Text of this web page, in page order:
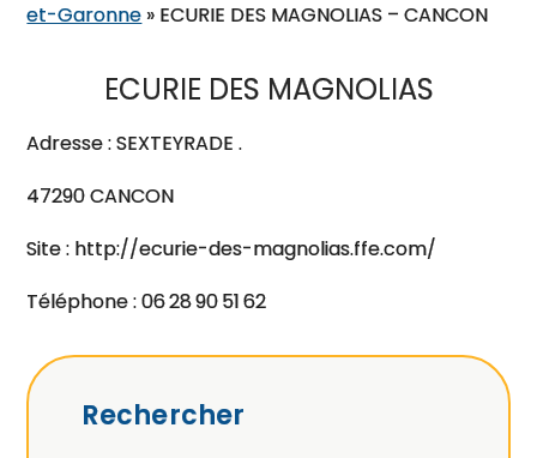
et-Garonne » ECURIE DES MAGNOLIAS – CANCON
ECURIE DES MAGNOLIAS
Adresse : SEXTEYRADE .
47290 CANCON
Site : http://ecurie-des-magnolias.ffe.com/
Téléphone : 06 28 90 51 62
Rechercher